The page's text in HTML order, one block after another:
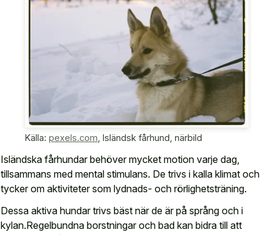
Källa: pexels.com Isländsk fårhund, närbild
Isländska fårhundar behöver mycket motion varje dag,
tillsammans med mental stimulans. De trivs i kalla klimat och
tycker om aktiviteter som lydnads- och rörlighetsträning.
Dessa aktiva hundar trivs bäst när de är på språng och i
kylan.Regelbundna borstningar och bad kan bidra till att